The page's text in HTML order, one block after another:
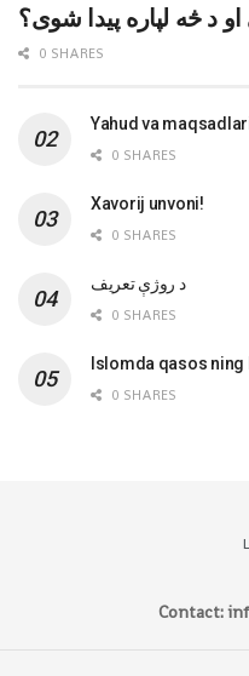
د څه لپاره پیدا شوی؟
0 SHARES
Yahud va
0 SHARES
Xavorij unvoni!
0 SHARES
‌د روژې تعریف
0 SHARES
Islomda qasos ning
0 SHARES
Contact: